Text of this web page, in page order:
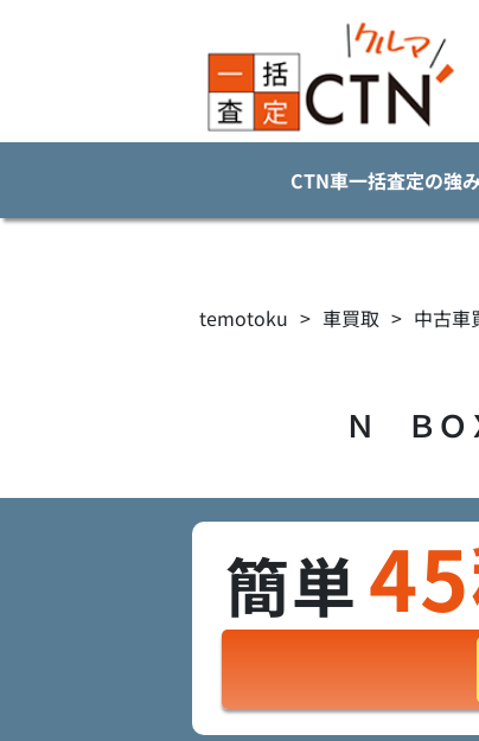
CTN車一括査定の強み
temotoku > 車買取 > 中古車
Ｎ ＢＯ
簡単